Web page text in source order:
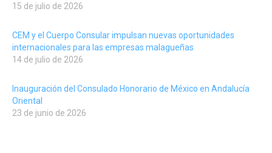
15 de julio de 2026
CEM y el Cuerpo Consular impulsan nuevas oportunidades
internacionales para las empresas malagueñas
14 de julio de 2026
Inauguración del Consulado Honorario de México en Andalucía
Oriental
23 de junio de 2026